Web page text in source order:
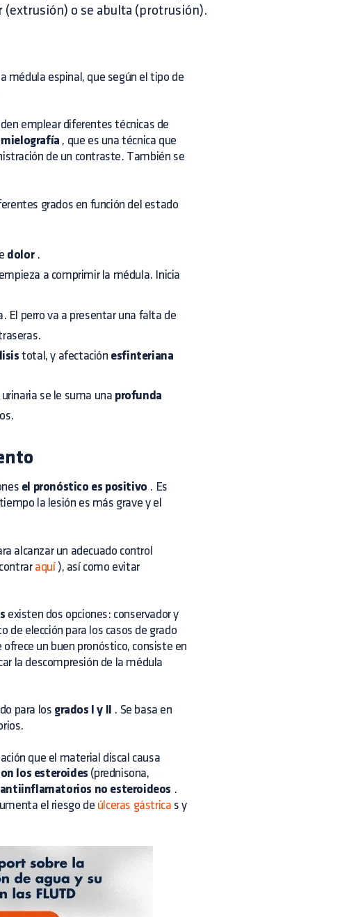
(extrusión) o se abulta (protrusión).
médula espinal, que según el tipo de
emplear diferentes técnicas de
mielografía , que es una técnica que
de un contraste. También se
grados en función del estado
dolor.
a comprimir la médula. Inicia
El perro va a presentar una falta de
total, y afectación esfinteriana
se le suma una profunda
el pronóstico es positivo . Es
la lesión es más grave y el
alcanzar un adecuado control
aquí), así como evitar
existen dos opciones: conservador y
de elección para los casos de grado
un buen pronóstico, consiste en
la descompresión de la médula
para los grados I y II . Se basa en
que el material discal causa
los esteroides (prednisona,
no esteroideos .
el riesgo de úlceras gástrica s y